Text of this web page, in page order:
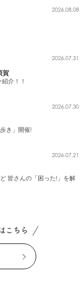
2026.08.08
2026.07.31
賀
介！！
2026.07.30
き」開催!
2026.07.21
皆さんの「困った!」を解
こちら